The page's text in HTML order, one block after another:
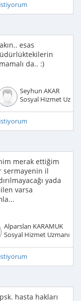
esas
da.. :)
Seyhun AKAR
Sosyal Hizmet
merak ettiğim
sermayenin il
yada
varsa
Alparslan KARAMUK
Sosyal Hizmet Uzmanı
hasta hakları